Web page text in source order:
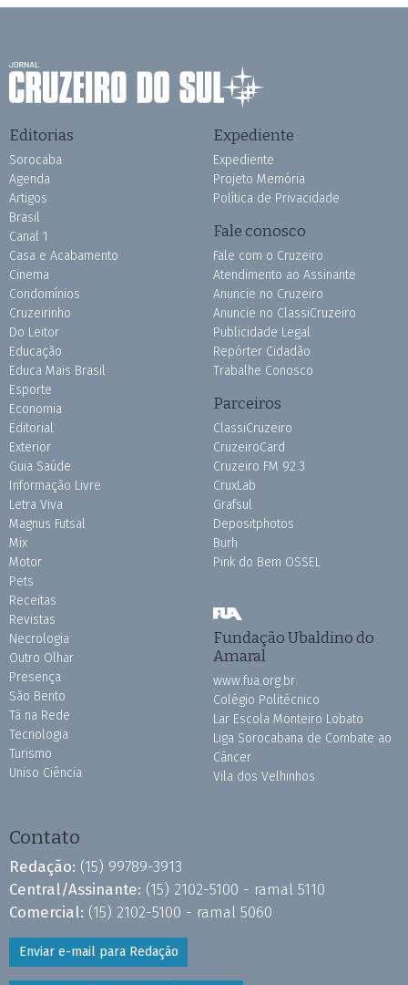
Editorias
Sorocaba
Agenda
Artigos
Brasil
Canal 1
Casa e Acabamento
Cinema
Condomínios
Cruzeirinho
Do Leitor
Educação
Educa Mais Brasil
Esporte
Economia
Editorial
Exterior
Guia Saúde
Informação Livre
Letra Viva
Magnus Futsal
Mix
Motor
Pets
Receitas
Revistas
Necrologia
Outro Olhar
Presença
São Bento
Tá na Rede
Tecnologia
Turismo
Uniso Ciência
Expediente
Expediente
Projeto Memória
Política de Privacidade
Fale conosco
Fale com o Cruzeiro
Atendimento ao Assinante
Anuncie no Cruzeiro
Anuncie no ClassiCruzeiro
Publicidade Legal
Repórter Cidadão
Trabalhe Conosco
Parceiros
ClassiCruzeiro
CruzeiroCard
Cruzeiro FM 92.3
CruxLab
Grafsul
Depositphotos
Burh
Pink do Bem OSSEL
Fundação Ubaldino do
Amaral
www.fua.org.br
Colégio Politécnico
Lar Escola Monteiro Lobato
Liga Sorocabana de Combate ao
Câncer
Vila dos Velhinhos
Contato
Redação: (15) 99789-3913
Central/Assinante: (15) 2102-5100 - ramal 5110
Comercial: (15) 2102-5100 - ramal 5060
Enviar e-mail para Redação